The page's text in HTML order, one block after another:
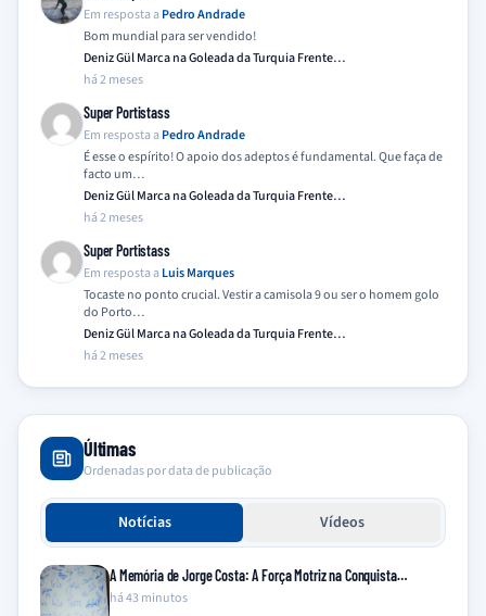
Em resposta a Pedro Andrade
Bom mundial para ser vendido!
Deniz Gül Marca na Goleada da Turquia Frente…
há 2 meses
Super Portistass
Em resposta a Pedro Andrade
É esse o espírito! O apoio dos adeptos é fundamental. Que faça de
facto um…
Deniz Gül Marca na Goleada da Turquia Frente…
há 2 meses
Super Portistass
Em resposta a Luis Marques
Tocaste no ponto crucial. Vestir a camisola 9 ou ser o homem golo
do Porto…
Deniz Gül Marca na Goleada da Turquia Frente…
há 2 meses
Últimas
Ordenadas por data de publicação
Notícias Vídeos
A Memória de Jorge Costa: A Força Motriz na Conquista…
há 43 minutos